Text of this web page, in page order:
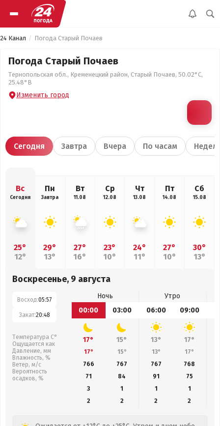
24 Канал Погода Старый Почаев
Погода Старый Почаев
Тернопольская обл., Кременецкий район, Старый Почаев, 50.02°С,
25.48°В
Изменить город
Сегодня Завтра Вчера По часам
Вс
Сегодня
25°
12°
Пн
Завтра
29°
13°
Вт
11.08
27°
16°
Ср
12.08
23°
10°
Чт
13.08
24°
11°
Пт
14.08
27°
10°
Сб
15.08
30°
13°
Воскресенье, 9 августа
Восход:05:57
Закат:20:48
Температура С°
Ощущается как
Давление, мм
Влажность, %
Ветер, м/с
Вероятность
осадков, %
Ночь
Утро
00:00
03:00 06:00 09:00
17° 15° 13° 17°
17° 15° 13° 17°
766
767 767 768
71
84 91 75
3
1 1
1
2
2 2 2